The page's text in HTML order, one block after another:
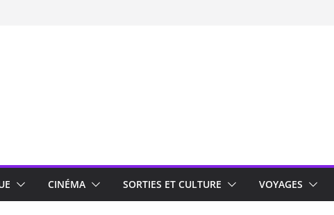
CINÉMA SORTIES ET CULTURE VOYAGES